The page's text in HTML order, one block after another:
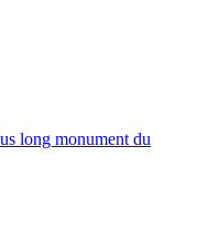
long monument du